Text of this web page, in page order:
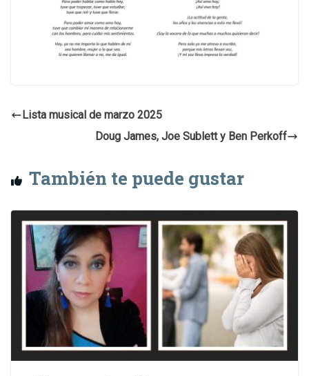
Lista musical de marzo 2025
Doug James, Joe Sublett y Ben Perkoff
También te puede gustar